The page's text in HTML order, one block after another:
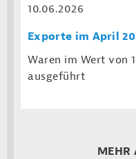
10.06.2026
Exporte im April
Waren im Wert von
ausgeführt
MEHR